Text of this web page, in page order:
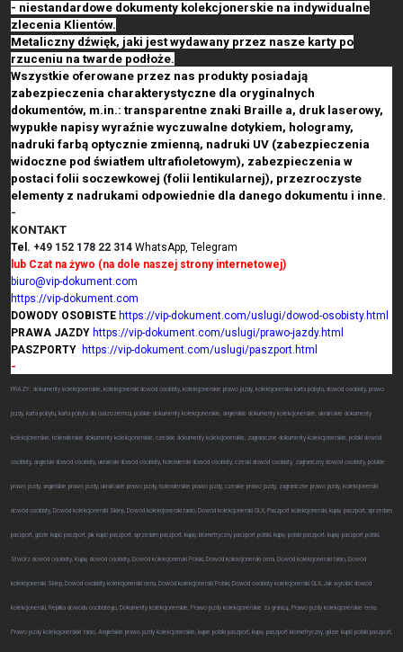
- niestandardowe dokumenty kolekcjonerskie na indywidualne
zlecenia Klientów.
Metaliczny dźwięk, jaki jest wydawany przez nasze karty po
rzuceniu na twarde podłoże.
Wszystkie oferowane przez nas produkty posiadają
zabezpieczenia charakterystyczne dla oryginalnych
dokumentów, m.in.: transparentne znaki Braille a, druk laserowy,
wypukłe napisy wyraźnie wyczuwalne dotykiem, hologramy,
nadruki farbą optycznie zmienną, nadruki UV (zabezpieczenia
widoczne pod światłem ultrafioletowym), zabezpieczenia w
postaci folii soczewkowej (folii lentikularnej), przezroczyste
elementy z nadrukami odpowiednie dla danego dokumentu i inne.
-
KONTAKT
Tel. +49 152 178 22 314 WhatsApp, Telegram
lub Czat na żywo (na dole naszej strony internetowej)
biuro@vip-dokument.com
https://vip-dokument.com
DOWODY OSOBISTE https://vip-dokument.com/uslugi/dowod-osobisty.html
PRAWA JAZDY https://vip-dokument.com/uslugi/prawo-jazdy.html
PASZPORTY https://vip-dokument.com/uslugi/paszport.html
-
FRAZY: dokumenty kolekcjonerskie, kolekcjonerski dowód osobisty, kolekcjonerskie prawo jazdy, kolekcjonerska karta pobytu, dowód osobisty, prawo
jazdy, karta pobytu, karta pobytu dla cudzoziemca, polskie dokumenty kolekcjonerskie, angielskie dokumenty kolekcjonerskie, ukraińskie dokumenty
kolekcjonerskie, holenderskie dokumenty kolekcjonerskie, czeskie dokumenty kolekcjonerskie, zagraniczne dokumenty kolekcjonerskie, polski dowód
osobisty, angielski dowód osobisty, ukraiński dowód osobisty, holenderski dowód osobisty, czeski dowód osobisty, zagraniczny dowód osobisty, polskie
prawo jazdy, angielskie prawo jazdy, ukraińskie prawo jazdy, holenderskie prawo jazdy, czeskie prawo jazdy, zagraniczne prawo jazdy, kolekcjonerski
dowód osobisty, Dowód kolekcjonerski Sklep, Dowód kolekcjonerski tanio, Dowód kolekcjonerski OLX, Paszport kolekcjonerski, kupię paszport, sprzedam
paszport, gdzie kupić paszport, jak kupić paszport, sprzedam paszport, kupię biometryczny paszport polski, kupię polski paszport, kupię paszport polski,
Stwórz dowód osobisty, Kupię dowód osobisty, Dowód kolekcjonerski Polski, Dowód kolekcjonerski cena, Dowód kolekcjonerski tanio, Dowód
kolekcjonerski Sklep, Dowód osobisty kolekcjonerski cena, Dowód kolekcjonerski Polski, Dowód osobisty kolekcjonerski OLX, Jak wyrobić dowód
kolekcjonerski, Replika dowodu osobistego, Dokumenty kolekcjonerskie, Prawo jazdy kolekcjonerskie za granicą, Prawo jazdy kolekcjonerskie cena,
Prawo jazdy kolekcjonerskie tanio, Angielskie prawo jazdy kolekcjonerskie, kupie polski paszport, kupię paszport biometryczny, gdzie kupić polski paszport,